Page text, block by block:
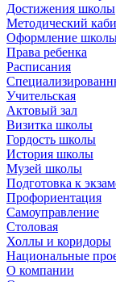
Достижения школы
Методический
Оформление
Права ребенка
Расписания
Учительская
Актовый зал
Визитка школы
Гордость школы
История школы
Музей школы
Подготовка к
Профориентация
Самоуправление
Столовая
Холлы и коридоры
Национальные
О компании